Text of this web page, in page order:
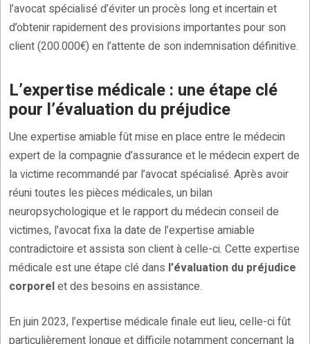
l’avocat spécialisé d’éviter un procès long et incertain et
d’obtenir rapidement des provisions importantes pour son
client (200.000€) en l’attente de son indemnisation définitive.
L’expertise médicale : une étape clé
pour l’évaluation du préjudice
Une expertise amiable fût mise en place entre le médecin
expert de la compagnie d’assurance et le médecin expert de
la victime recommandé par l’avocat spécialisé. Après avoir
réuni toutes les pièces médicales, un bilan
neuropsychologique et le rapport du médecin conseil de
victimes, l’avocat fixa la date de l’expertise amiable
contradictoire et assista son client à celle-ci. Cette expertise
médicale est une étape clé dans l’évaluation du préjudice
corporelet des besoins en assistance.
En juin 2023, l’expertise médicale finale eut lieu, celle-ci fût
particulièrement longue et difficile notamment concernant la